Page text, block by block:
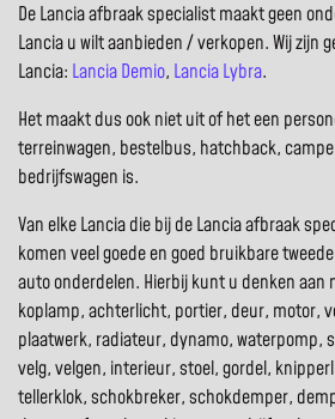
De Lancia afbraak specialist maakt geen
Lancia u wilt aanbieden / verkopen. Wij zijn
Lancia: Lancia Demio, Lancia Lybra.
Het maakt dus ook niet uit of het een
terreinwagen, bestelbus, hatchback,
bedrijfswagen is.
Van elke Lancia die bij de Lancia afbraak
komen veel goede en goed bruikbare
auto onderdelen. Hierbij kunt u denken aan
koplamp, achterlicht, portier, deur, motor,
plaatwerk, radiateur, dynamo, waterpomp,
velg, velgen, interieur, stoel, gordel,
tellerklok, schokbreker, schokdemper,